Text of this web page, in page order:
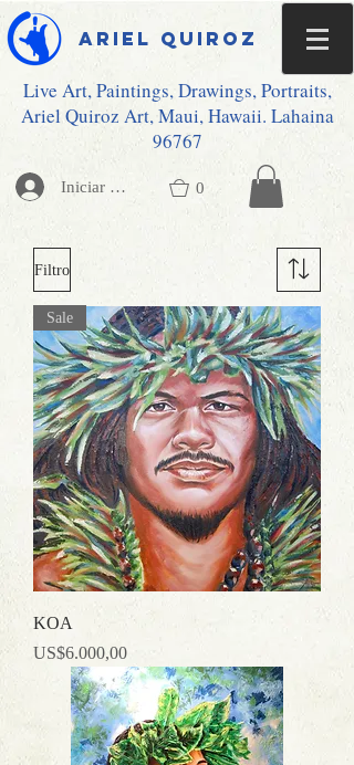
Ariel Quiroz
Live Art, Paintings, Drawings, Portraits,
Ariel Quiroz Art, Maui, Hawaii. Lahaina
96767
Iniciar sesión 0
Filtro
Sale
KOA
Precio
US$6.000,00